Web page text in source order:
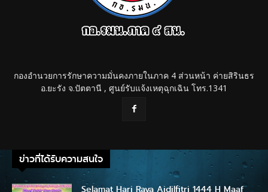
กองอำนวยการรักษาความมั่นคงภายในภาค 4 ส่วนหน้า ค่ายสิรินธร
อ.ยะรัง จ.ปัตตานี , ศูนย์รับแจ้งเหตุฉุกเฉิน โทร.1341
ข่าวที่ได้รับความสนใจ
Selamat Hari Raya Aidilfitri 1444 H Maaf